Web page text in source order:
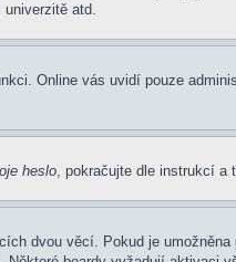
univerzitě atd.
Online vás uvidí pouze
heslo, pokračujte dle instrukcí a
dvou věcí. Pokud je